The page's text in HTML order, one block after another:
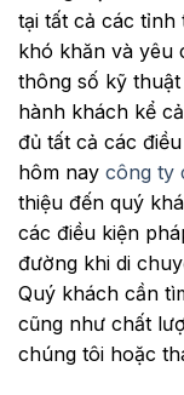
tại tất cả các
khó khăn và yêu
thông số kỹ
hành khách kể
đủ tất cả các
hôm nay công ty
thiệu đến quý
các điều kiện
đường khi di
Quý khách cần
cũng như chất
chúng tôi hoặc